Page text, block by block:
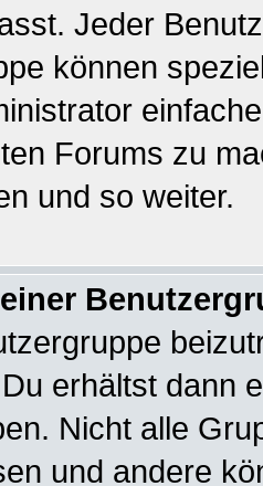
Jeder
können
Forums zu
und so weiter.
erhältst dann
Nicht alle
und andere